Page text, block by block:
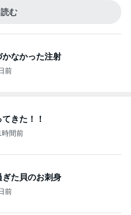
む
なかった注射
前
きた！！
時間前
た貝のお刺身
前